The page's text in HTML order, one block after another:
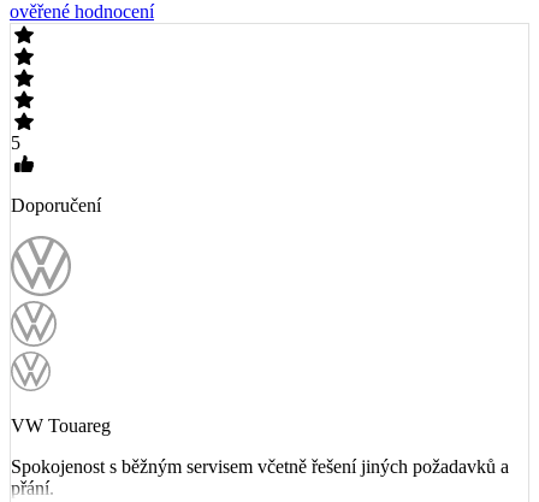
ověřené hodnocení
5
Doporučení
VW Touareg
Spokojenost s běžným servisem včetně řešení jiných požadavků a
přání.